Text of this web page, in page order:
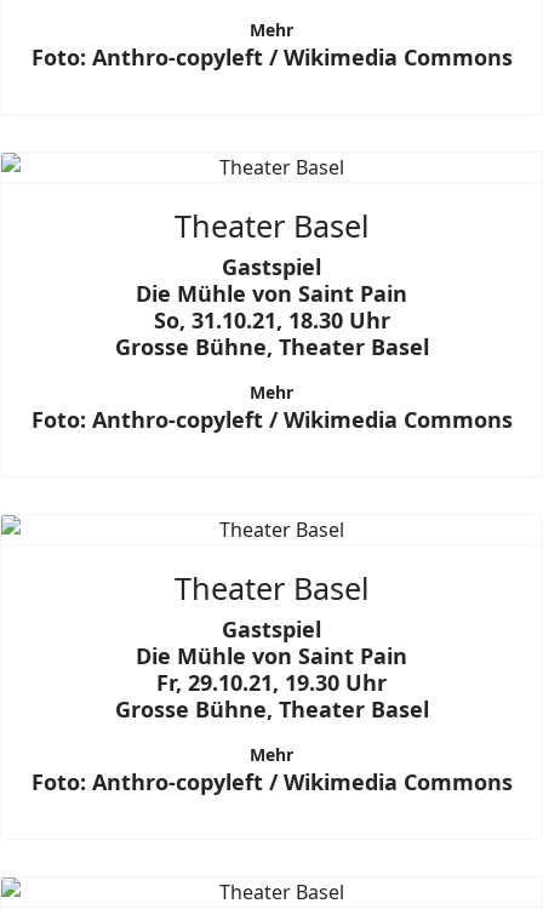
Mehr
Foto: Anthro-copyleft / Wikimedia Commons
Theater Basel
Gastspiel
Die Mühle von Saint Pain
So, 31.10.21, 18.30 Uhr
Grosse Bühne, Theater Basel
Mehr
Foto: Anthro-copyleft / Wikimedia Commons
Theater Basel
Gastspiel
Die Mühle von Saint Pain
Fr, 29.10.21, 19.30 Uhr
Grosse Bühne, Theater Basel
Mehr
Foto: Anthro-copyleft / Wikimedia Commons